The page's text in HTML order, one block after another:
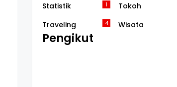
Statistik 1 Tokoh
Traveling 4 Wisata
Pengikut